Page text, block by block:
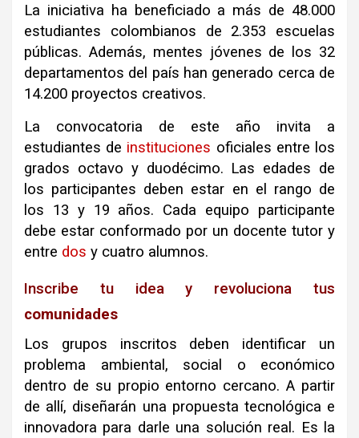
La iniciativa ha beneficiado a más de 48.000
estudiantes colombianos de 2.353 escuelas
públicas. Además, mentes jóvenes de los 32
departamentos del país han generado cerca de
14.200 proyectos creativos.
La convocatoria de este año invita a
estudiantes de instituciones oficiales entre los
grados octavo y duodécimo. Las edades de
los participantes deben estar en el rango de
los 13 y 19 años. Cada equipo participante
debe estar conformado por un docente tutor y
entre dos y cuatro alumnos.
Inscribe tu idea y revoluciona tus
comunidades
Los grupos inscritos deben identificar un
problema ambiental, social o económico
dentro de su propio entorno cercano.A partir
de allí, diseñarán una propuesta tecnológica e
innovadora para darle una solución real. Es la